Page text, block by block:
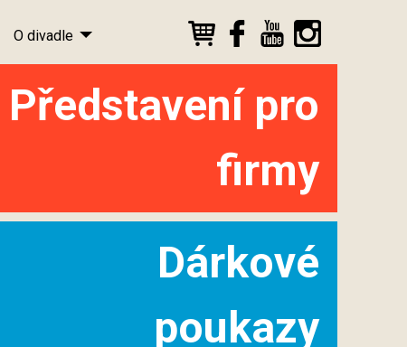
O divadle
Představení pro
firmy
Dárkové
poukazy